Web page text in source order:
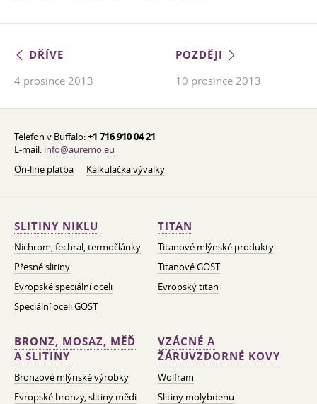
DŘÍVE
4 prosince 2013
POZDĚJI
10 prosince 2013
Telefon v Buffalo:+1 716 910 04 21
E-mail: info@auremo.eu
On-line platba
Kalkulačka vývalky
SLITINY NIKLU
Nichrom, fechral, termočlánky
Přesné slitiny
Evropské speciální oceli
Speciální oceli GOST
TITAN
Titanové mlýnské produkty
Titanové GOST
Evropský titan
BRONZ, MOSAZ, MĚĎ
A SLITINY
Bronzové mlýnské výrobky
Evropské bronzy, slitiny mědi
VZÁCNÉ A
ŽÁRUVZDORNÉ KOVY
Wolfram
Slitiny molybdenu